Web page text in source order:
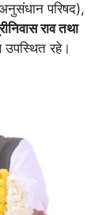
परिषद),
राव तथा
रहे।